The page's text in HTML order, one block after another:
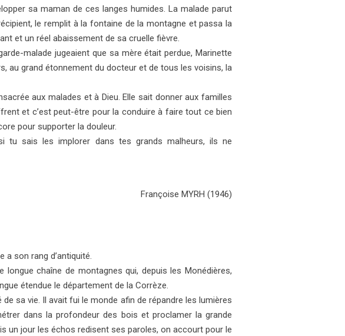
sa maman de ces langes humides. La malade parut
le remplit à la fontaine de la montagne et passa la
et un réel abaissement de sa cruelle fièvre.
malade jugeaient que sa mère était perdue, Marinette
au grand étonnement du docteur et de tous les voisins, la
aux malades et à Dieu. Elle sait donner aux familles
et c’est peut-être pour la conduire à faire tout ce bien
pour supporter la douleur.
tu sais les implorer dans tes grands malheurs, ils ne
Françoise MYRH (1946)
a son rang d’antiquité.
longue chaîne de montagnes qui, depuis les Monédières,
étendue le département de la Corrèze.
sa vie. Il avait fui le monde afin de répandre les lumières
dans la profondeur des bois et proclamer la grande
un jour les échos redisent ses paroles, on accourt pour le